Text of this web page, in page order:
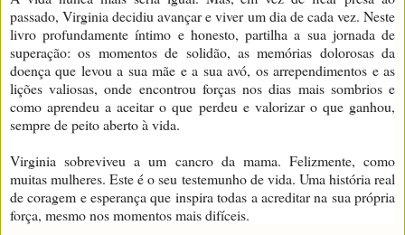
passado, Virginia decidiu avançar e viver um dia de cada vez. Neste
livro profundamente íntimo e honesto, partilha a sua jornada de
superação: os momentos de solidão, as memórias dolorosas da
doença que levou a sua mãe e a sua avó, os arrependimentos e as
lições valiosas, onde encontrou forças nos dias mais sombrios e
como aprendeu a aceitar o que perdeu e valorizar o que ganhou,
sempre de peito aberto à vida.
Virginia sobreviveu a um cancro da mama. Felizmente, como
muitas mulheres. Este é o seu testemunho de vida. Uma história real
de coragem e esperança que inspira todas a acreditar na sua própria
força, mesmo nos momentos mais difíceis.